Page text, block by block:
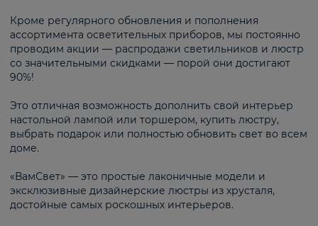
Кроме регулярного обновления и пополнения
ассортимента осветительных приборов, мы постоянно
проводим акции — распродажи светильников и люстр
со значительными скидками — порой они достигают
90%!
Это отличная возможность дополнить свой интерьер
настольной лампой или торшером, купить люстру,
выбрать подарок или полностью обновить свет во всем
доме.
«ВамСвет» — это простые лаконичные модели и
эксклюзивные дизайнерские люстры из хрусталя,
достойные самых роскошных интерьеров.